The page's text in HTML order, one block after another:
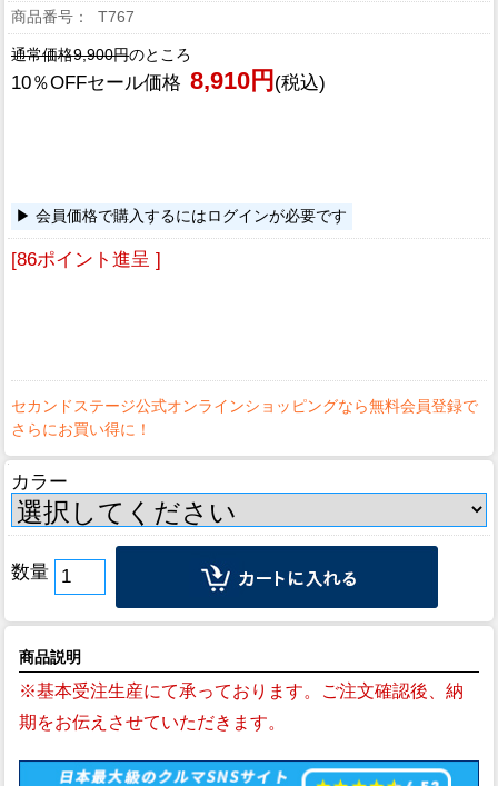
T767
通常価格9,900円のところ
10％OFFセール価格 8,910円 (税込)
会員価格で購入するにはログインが必要です
[86ポイント進呈 ]
カラー
数量
商品説明
※基本受注生産にて承っております。ご注文確認後、納
期をお伝えさせていただきます。